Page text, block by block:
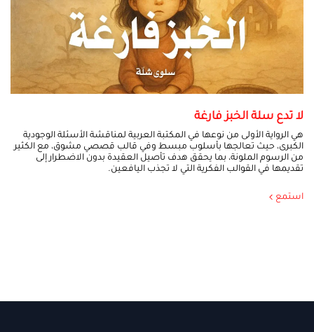
لا تدع سلة الخبز فارغة
هي الرواية الأولى من نوعها في المكتبة العربية لمناقشة الأسئلة الوجودية
الكبرى، حيث تعالجها بأسلوب مبسط وفي قالب قصصي مشوق، مع الكثير
من الرسوم الملونة، بما يحقق هدف تأصيل العقيدة بدون الاضطرار إلى
تقديمها في القوالب الفكرية التي لا تجذب اليافعين.
استمع